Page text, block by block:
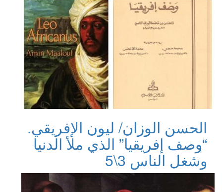
الحسن الوزان/ ليون الإفريقي.
“وصف إفريقيا” الذي ملأ الدنيا
وشغل الناس 3\5